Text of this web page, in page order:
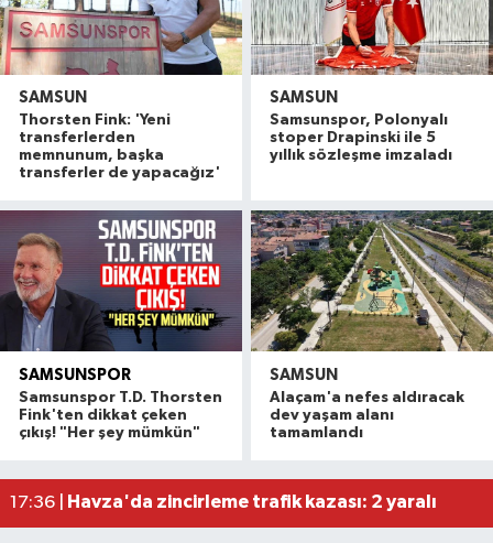
SAMSUN
Thorsten Fink: 'Yeni
transferlerden
memnunum, başka
transferler de yapacağız'
SAMSUN
Samsunspor, Polonyalı
stoper Drapinski ile 5
yıllık sözleşme imzaladı
SAMSUNSPOR
Samsunspor T.D. Thorsten
Fink'ten dikkat çeken
çıkış! "Her şey mümkün"
SAMSUN
Alaçam'a nefes aldıracak
dev yaşam alanı
tamamlandı
20:16 |Alaçam çileği reçel oldu: Hedef coğrafi işaret ve
19:06 |Hafif ticari araç ile motosiklet çarpıştı: 1 yaralı
17:59 | Otomobille motosiklet çarpıştı: 1 yaralı
17:36 |
Havza'da zincirleme trafik kazası: 2 yaralı